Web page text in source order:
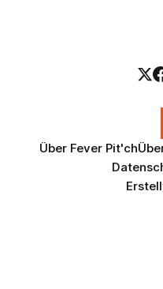
Über Fever Pit'ch